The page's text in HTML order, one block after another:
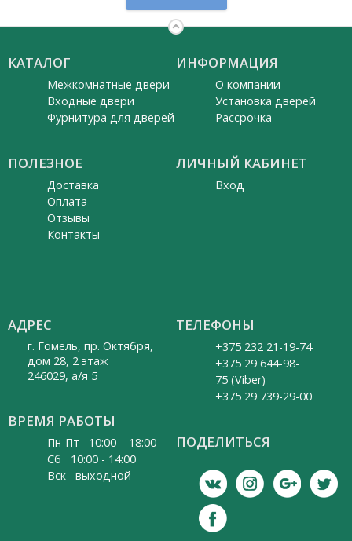
КАТАЛОГ
Межкомнатные двери
Входные двери
Фурнитура для дверей
ПОЛЕЗНОЕ
Доставка
Оплата
Отзывы
Контакты
ИНФОРМАЦИЯ
О компании
Установка дверей
Рассрочка
ЛИЧНЫЙ КАБИНЕТ
Вход
АДРЕС
г. Гомель, пр. Октября,
дом 28, 2 этаж
246029, а/я 5
ВРЕМЯ РАБОТЫ
Пн-Пт 10:00 – 18:00
Cб 10:00 - 14:00
Вск выходной
ТЕЛЕФОНЫ
+375 232 21-19-74
+375 29 644-98-
75 (Viber)
+375 29 739-29-00
ПОДЕЛИТЬСЯ